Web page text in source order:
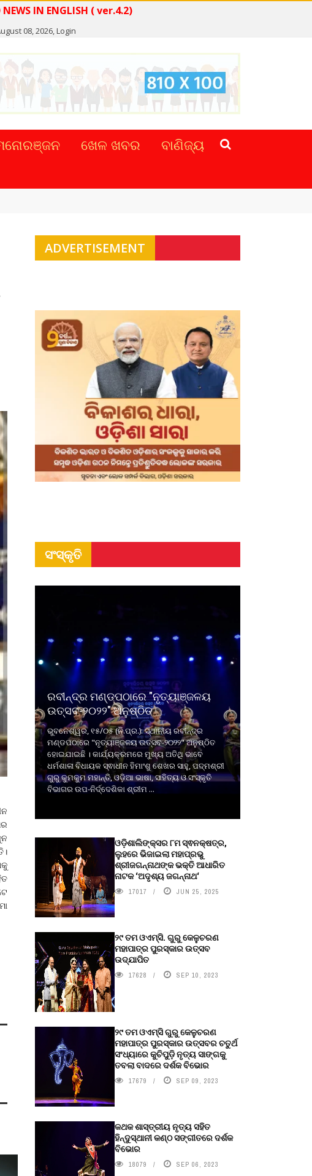
READ NEWS IN ENGLISH ( ver.4.2)
08, 2026,Login
ଖେଳ ଖବର
ବାଣିଜ୍ୟ
ADVERTISEMENT
ସଂସ୍କୃତି
ରବୀନ୍ଦ୍ର ମଣ୍ଡପଠାରେ "ନୃତ୍ୟାଞ୍ଜଳୟ
ଉତ୍ସବ-୨୦୨୨" ଅନୁଷ୍ଠିତ
ଭୁବନେଶ୍ୱର, ୧୫/୦୫ (ନି.ପ୍ର.): ସ୍ଥାନୀୟ ରବୀନ୍ଦ୍ର
ମଣ୍ଡପଠାରେ "ନୃତ୍ୟାଞ୍ଜଳୟ ଉତ୍ସବ-୨୦୨୨" ଅନୁଷ୍ଠିତ
ହୋଇଯାଇଛି । କାର୍ଯ୍ୟକ୍ରମରେ ମୁଖ୍ୟ ଅତିଥି ଭାବେ
ଧର୍ମଶାଳା ବିଧାୟକ ସ୍ଵାଧୀନ ହିମାଂଶୁ ଶେଖର ସାହୁ, ପଦ୍ମଶ୍ରୀ
ଗୁରୁ କୁମକୁମ ମହାନ୍ତି, ଓଡ଼ିଆ ଭାଷା, ସାହିତ୍ୟ ଓ ସଂସ୍କୃତି
ବିଭାଗର ଉପ-ନିର୍ଦ୍ଦେଶିକା ଶ୍ରୀମ ...
ଓଡ଼ିଶାଲିଙ୍କ୍ସର ୮ମ ସ୍ଵନକ୍ଷତ୍ର,
ଲୁହରେ ଭିଜାଇଲା ମହାପ୍ରଭୁ
ଶ୍ରୀଜଗନ୍ନାଥଙ୍କ ଭକ୍ତି ଆଧାରିତ
ନାଟକ ‘ଅଦୃଶ୍ୟ ଜଗନ୍ନାଥ‘
17017 JUN 25, 2025
୨୯ ତମ ଓଏମ୍‌ସି. ଗୁରୁ କେଳୁଚରଣ
ମହାପାତ୍ର ପୁରସ୍କାର ଉତ୍ସବ
ଉଦ୍‍ଯାପିତ
17628 SEP 10, 2023
୨୯ ତମ ଓଏମ୍‌ସି ଗୁରୁ କେଳୁଚରଣ
ମହାପାତ୍ର ପୁରସ୍କାର ଉତ୍ସବର ଚତୁର୍ଥ
ସଂଧ୍ୟାରେ କୁଚିପୁଡ଼ି ନୃତ୍ୟ ସାଙ୍ଗକୁ
ତବଲା ବାଦରେ ଦର୍ଶକ ବିଭୋର
17679 SEP 09, 2023
କଥକ ଶାସ୍ତ୍ରୀୟ ନୃତ୍ୟ ସହିତ
ହିନ୍ଦୁସ୍ଥାନୀ କଣ୍ଠ ସଙ୍ଗୀତରେ ଦର୍ଶକ
ବିଭୋର
18079 SEP 06, 2023